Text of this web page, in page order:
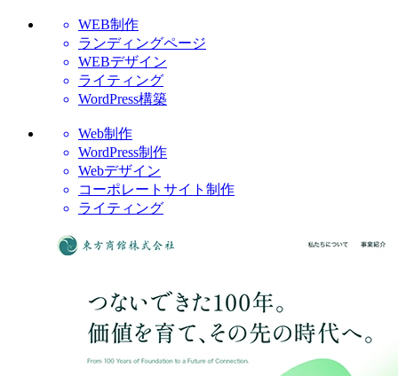
WEB制作
ランディングページ
WEBデザイン
ライティング
WordPress構築
Web制作
WordPress制作
Webデザイン
コーポレートサイト制作
ライティング